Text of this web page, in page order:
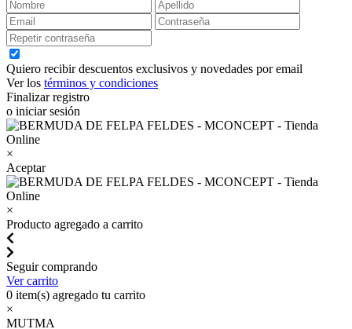
Quiero recibir descuentos exclusivos y novedades por email
Ver los términos y condiciones
Finalizar registro
o iniciar sesión
×
Aceptar
×
Producto agregado a carrito
Seguir comprando
Ver carrito
0 item(s) agregado tu carrito
×
MUTMA